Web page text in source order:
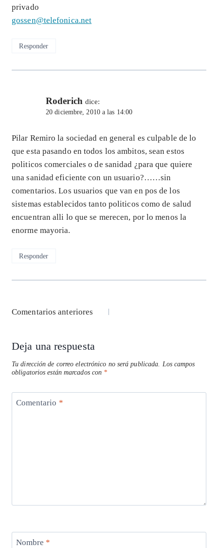
privado
gossen@telefonica.net
Responder
Roderich dice:
20 diciembre, 2010 a las 14:00
Pilar Remiro la sociedad en general es culpable de lo
que esta pasando en todos los ambitos, sean estos
politicos comerciales o de sanidad ¿para que quiere
una sanidad eficiente con un usuario?……sin
comentarios. Los usuarios que van en pos de los
sistemas establecidos tanto politicos como de salud
encuentran alli lo que se merecen, por lo menos la
enorme mayoria.
Responder
Navegación
comentarios
Comentarios anteriores
Deja una respuesta
Tu dirección de correo electrónico no será publicada.
Los campos
obligatorios están marcados con *
Comentario *
Nombre *